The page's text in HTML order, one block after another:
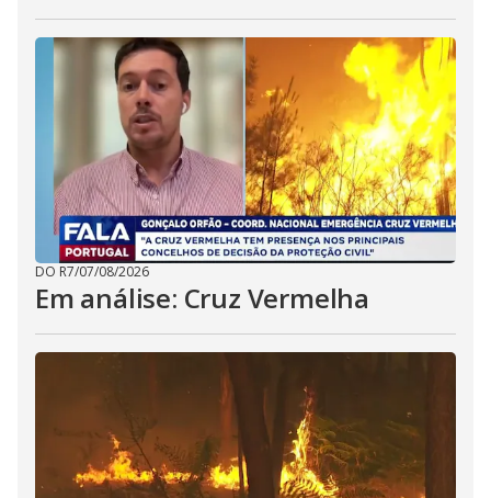
DO R7/07/08/2026
Em análise: Cruz Vermelha